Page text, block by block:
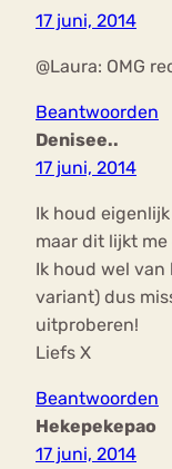
17 juni, 2014
@Laura: OMG
Beantwoorden
Denisee..
17 juni, 2014
Ik houd
maar dit lijkt
Ik houd wel van
variant) dus
uitproberen!
Liefs X
Beantwoorden
Hekepekepao
17 juni, 2014